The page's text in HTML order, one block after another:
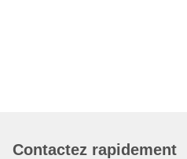
Contactez rapidement